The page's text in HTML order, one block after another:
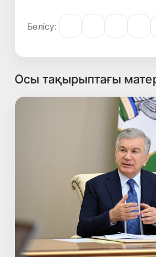
Бөлісу:
Осы тақырыптағы